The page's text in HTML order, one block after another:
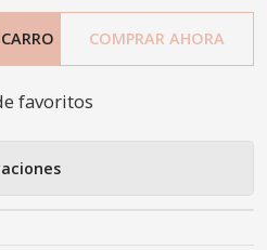
COMPRAR AHORA
favoritos